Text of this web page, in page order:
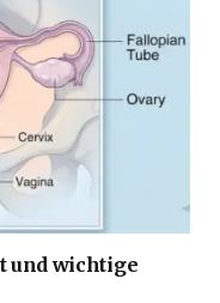
und wichtige